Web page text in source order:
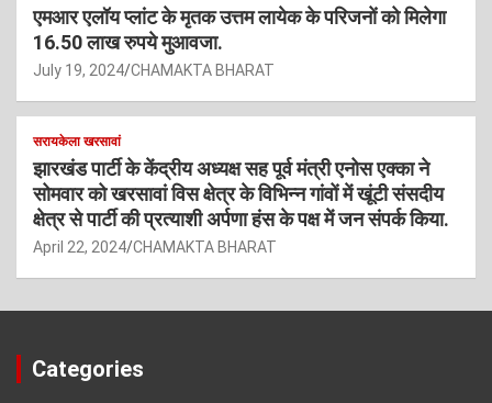
एमआर एलॉय प्लांट के मृतक उत्तम लायेक के परिजनों को मिलेगा
16.50 लाख रुपये मुआवजा.
July 19, 2024 CHAMAKTA BHARAT
सरायकेला खरसावां
झारखंड पार्टी के केंद्रीय अध्यक्ष सह पूर्व मंत्री एनोस एक्का ने
सोमवार को खरसावां विस क्षेत्र के विभिन्न गांवों में खूंटी संसदीय
क्षेत्र से पार्टी की प्रत्याशी अर्पणा हंस के पक्ष में जन संपर्क किया.
April 22, 2024 CHAMAKTA BHARAT
Categories